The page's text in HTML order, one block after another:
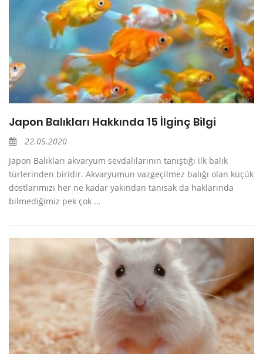
Japon Balıkları Hakkında 15 İlginç Bilgi
22.05.2020
Japon Balıkları akvaryum sevdalılarının tanıştığı ilk balık
türlerinden biridir. Akvaryumun vazgeçilmez balığı olan küçük
dostlarımızı her ne kadar yakından tanısak da haklarında
bilmediğimiz pek çok ...